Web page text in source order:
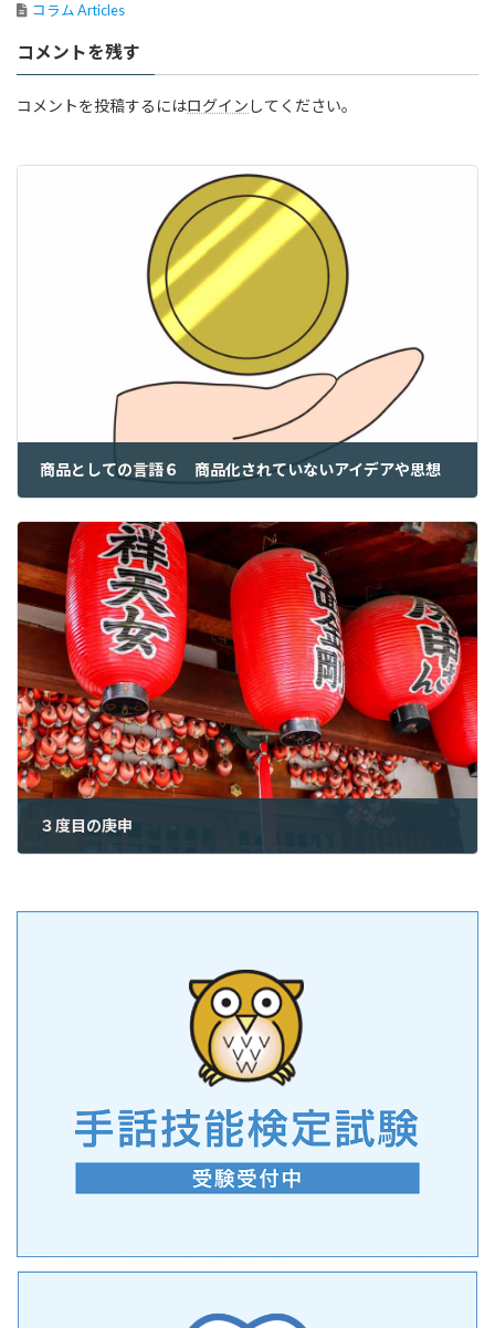
コラム Articles
コメントを残す
コメントを投稿するにはログイン してください。
商品としての言語６ 商品化されていないアイデアや思想
３度目の庚申